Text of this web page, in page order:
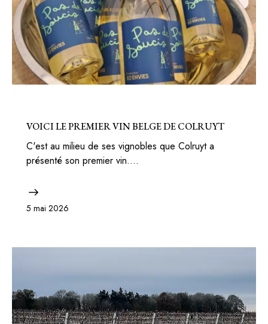
VOICI LE PREMIER VIN BELGE DE COLRUYT
C'est au milieu de ses vignobles que Colruyt a
présenté son premier vin.…
5 mai 2026